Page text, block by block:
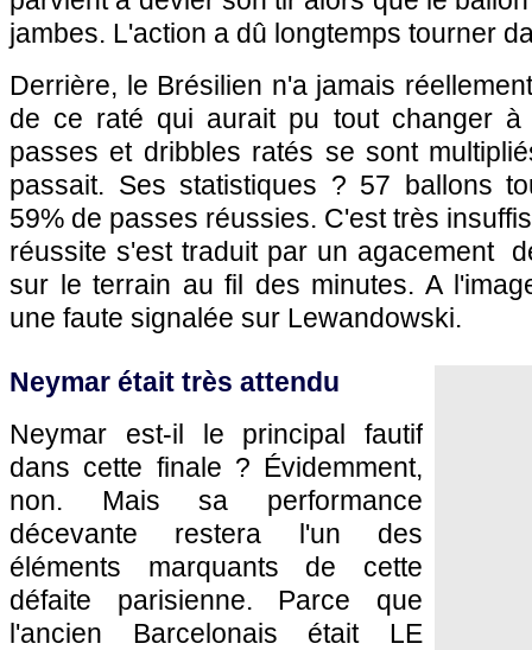
jambes. L'action a dû longtemps tourner
Derrière, le Brésilien n'a jamais
de ce raté qui aurait pu tout changer à
passes et dribbles ratés se sont
passait. Ses statistiques ? 57 ballons
59% de passes réussies. C'est très
réussite s'est traduit par un agacement
sur le terrain au fil des minutes. A
une faute signalée sur Lewandowski.
Neymar était très attendu
Neymar est-il le principal fautif
dans cette finale ? Évidemment,
non. Mais sa performance
décevante restera l'un des
éléments marquants de cette
défaite parisienne. Parce que
l'ancien Barcelonais était LE